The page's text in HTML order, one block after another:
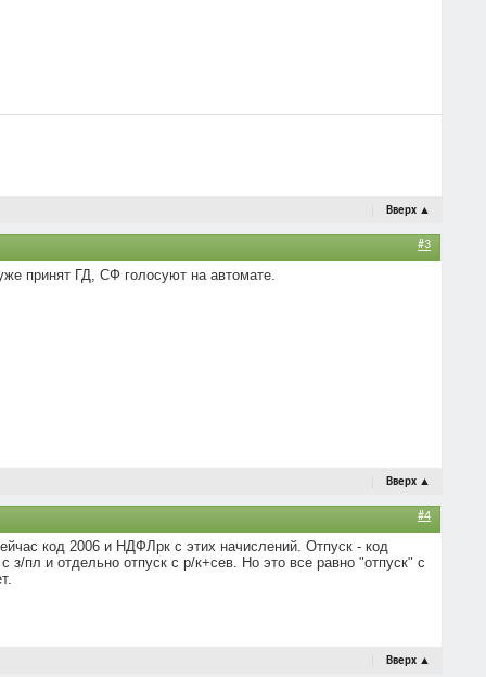
Вверх ▲
#3
принят ГД, СФ голосуют на автомате.
Вверх ▲
#4
код 2006 и НДФЛрк с этих начислений. Отпуск - код
з/пл и отдельно отпуск с р/к+сев. Но это все равно "отпуск" с
Вверх ▲